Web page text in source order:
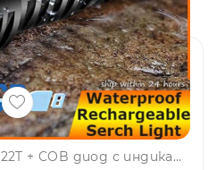
USB LED фенерче BK822T + COB диод с индикатор за нивото на батерия, до 48ч. постоянна работа